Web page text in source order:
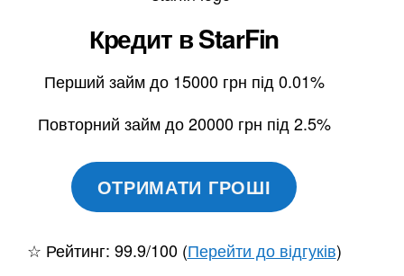
Кредит вStarFin
Перший займ до 15000 грн під 0.01%
Повторний займ до 20000 грн під 2.5%
ОТРИМАТИ ГРОШІ
☆ Рейтинг: 99.9/100 (Перейти до відгуків)